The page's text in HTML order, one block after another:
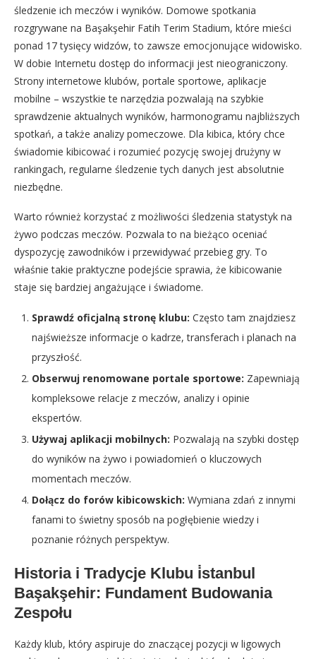
śledzenie ich meczów i wyników. Domowe spotkania
rozgrywane na Başakşehir Fatih Terim Stadium, które mieści
ponad 17 tysięcy widzów, to zawsze emocjonujące widowisko.
W dobie Internetu dostęp do informacji jest nieograniczony.
Strony internetowe klubów, portale sportowe, aplikacje
mobilne – wszystkie te narzędzia pozwalają na szybkie
sprawdzenie aktualnych wyników, harmonogramu najbliższych
spotkań, a także analizy pomeczowe. Dla kibica, który chce
świadomie kibicować i rozumieć pozycję swojej drużyny w
rankingach, regularne śledzenie tych danych jest absolutnie
niezbędne.
Warto również korzystać z możliwości śledzenia statystyk na
żywo podczas meczów. Pozwala to na bieżąco oceniać
dyspozycję zawodników i przewidywać przebieg gry. To
właśnie takie praktyczne podejście sprawia, że kibicowanie
staje się bardziej angażujące i świadome.
Sprawdź oficjalną stronę klubu: Często tam znajdziesz
najświeższe informacje o kadrze, transferach i planach na
przyszłość.
Obserwuj renomowane portale sportowe: Zapewniają
kompleksowe relacje z meczów, analizy i opinie
ekspertów.
Używaj aplikacji mobilnych: Pozwalają na szybki dostęp
do wyników na żywo i powiadomień o kluczowych
momentach meczów.
Dołącz do forów kibicowskich: Wymiana zdań z innymi
fanami to świetny sposób na pogłębienie wiedzy i
poznanie różnych perspektyw.
Historia i Tradycje Klubu i̇stanbul
Başakşehir: Fundament Budowania
Zespołu
Każdy klub, który aspiruje do znaczącej pozycji w ligowych